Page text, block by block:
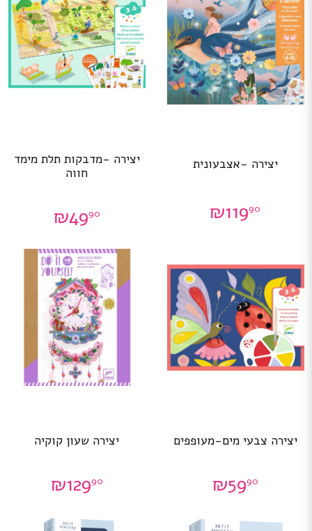
יצירה -אצבעונית
₪11990
יצירה -מדבקות תלת מימד
חווה
₪4990
יצירה צבעי מים-מעופפים
₪5990
יצירה שעון קוקיה
₪12990